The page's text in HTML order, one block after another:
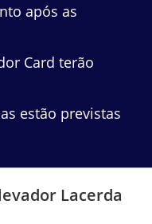
após as
Card terão
estão previstas
Lacerda